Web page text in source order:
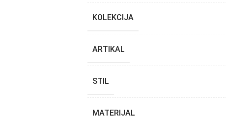
KOLEKCIJA
ARTIKAL
STIL
MATERIJAL